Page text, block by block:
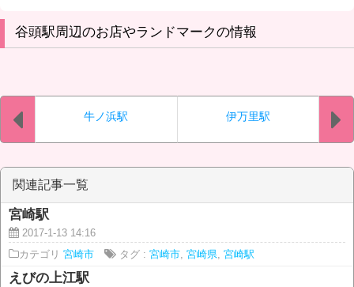
谷頭駅周辺のお店やランドマークの情報
牛ノ浜駅 伊万里駅
関連記事一覧
宮崎駅
2017-1-13 14:16
カテゴリ 宮崎市 タグ : 宮崎市, 宮崎県, 宮崎駅
えびの上江駅